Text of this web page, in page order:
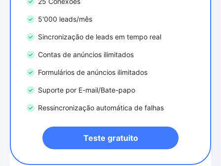
5'000 leads/mês
Sincronização de leads em tempo real
Contas de anúncios ilimitados
Formulários de anúncios ilimitados
Suporte por E-mail/Bate-papo
Ressincronização automática de falhas
Teste gratuito